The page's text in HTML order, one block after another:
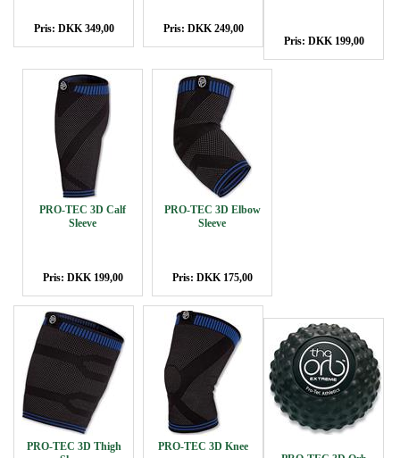
Pris: DKK 349,00 Pris: DKK 249,00
Pris: DKK 199,00
PRO-TEC 3D Calf
Sleeve
Pris: DKK 199,00
PRO-TEC 3D Elbow
Sleeve
Pris: DKK 175,00
PRO-TEC 3D Thigh
PRO-TEC 3D Knee